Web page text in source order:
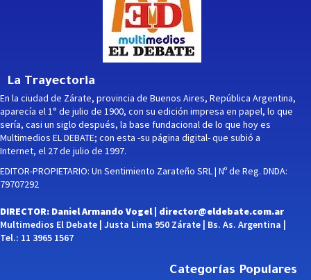
La Trayectoria
En la ciudad de Zárate, provincia de Buenos Aires, República Argentina,
aparecía el 1° de julio de 1900, con su edición impresa en papel, lo que
sería, casi un siglo después, la base fundacional de lo que hoy es
Multimedios EL DEBATE; con esta -su página digital- que subió a
Internet, el 27 de julio de 1997.
EDITOR-PROPIETARIO: Un Sentimiento Zarateño SRL | Nº de Reg. DNDA:
79707292
DIRECTOR: Daniel Armando Vogel | director@eldebate.com.ar
Multimedios El Debate | Justa Lima 950 Zárate | Bs. As. Argentina |
Tel.: 11 3965 1567
Categorías Populares